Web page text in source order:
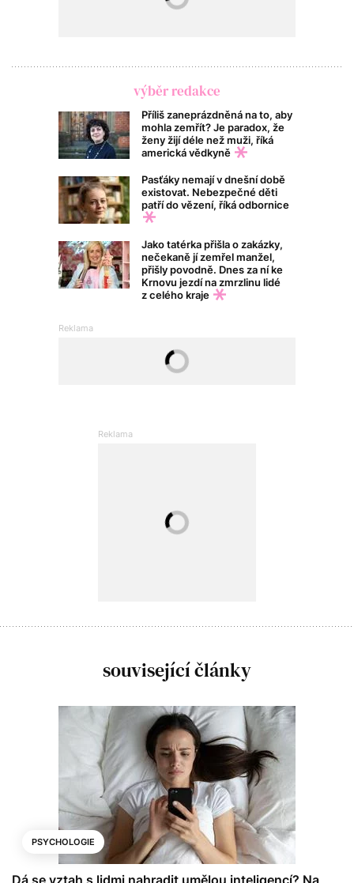
výběr redakce
Příliš zaneprázdněná na to, aby
mohla zemřít? Je paradox, že
ženy žijí déle než muži, říká
americká vědkyně
Pasťáky nemají v dnešní době
existovat. Nebezpečné děti
patří do vězení, říká odbornice
Jako tatérka přišla o zakázky,
nečekaně jí zemřel manžel,
přišly povodně. Dnes za ní ke
Krnovu jezdí na zmrzlinu lidé
z celého kraje
související články
PSYCHOLOGIE
Dá se vztah s lidmi nahradit umělou inteligencí? Na